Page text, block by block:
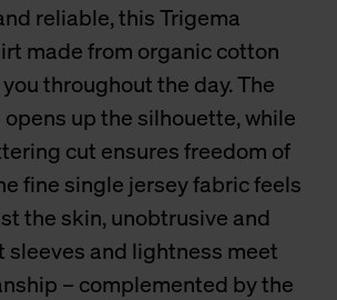
reliable, this Trigema
made from organic cotton
throughout the day. The
up the silhouette, while
cut ensures freedom of
fine single jersey fabric feels
the skin, unobtrusive and
sleeves and lightness meet
– complemented by the